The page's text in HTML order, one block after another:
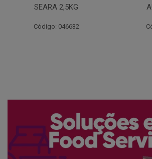
AURORA 5KG
Código: 046371